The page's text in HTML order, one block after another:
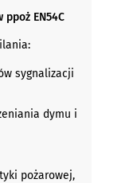
EN54C
sygnalizacji
dymu i
pożarowej,